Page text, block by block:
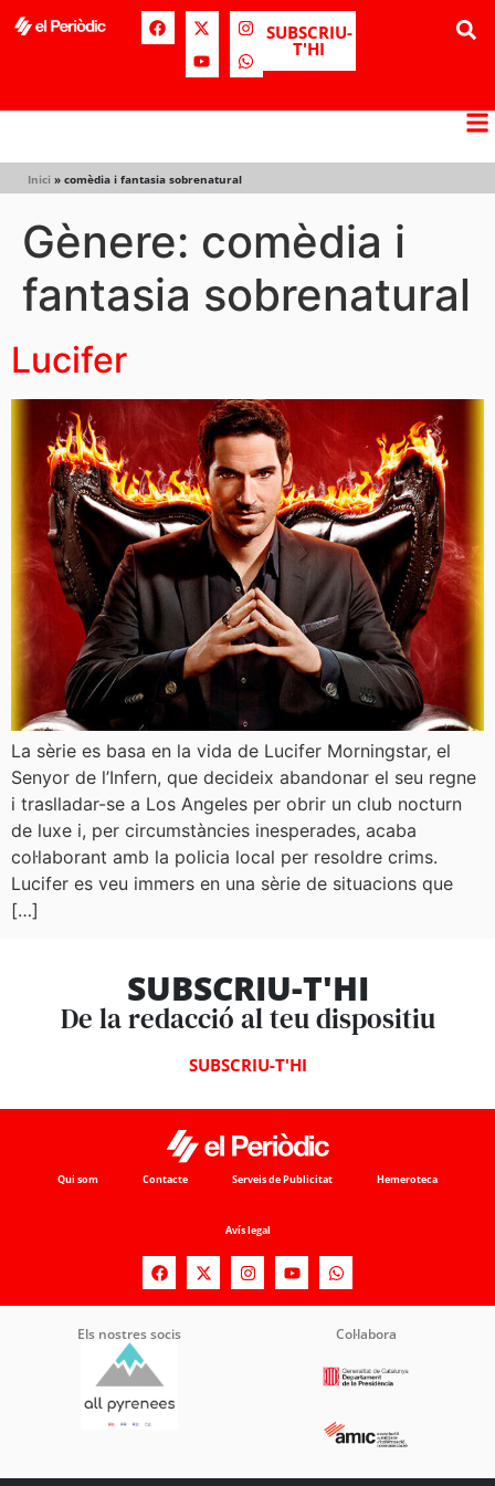
SUBSCRIU-
T'HI
Inici » comèdia i fantasia sobrenatural
Gènere: comèdia i
fantasia sobrenatural
Lucifer
La sèrie es basa en la vida de Lucifer Morningstar, el
Senyor de l’Infern, que decideix abandonar el seu regne
i traslladar-se a Los Angeles per obrir un club nocturn
de luxe i, per circumstàncies inesperades, acaba
col·laborant amb la policia local per resoldre crims.
Lucifer es veu immers en una sèrie de situacions que
[…]
SUBSCRIU-T'HI
De la redacció al teu dispositiu
SUBSCRIU-T'HI
Qui som Contacte Serveis de Publicitat Hemeroteca
Avís legal
Els nostres socis Col·labora